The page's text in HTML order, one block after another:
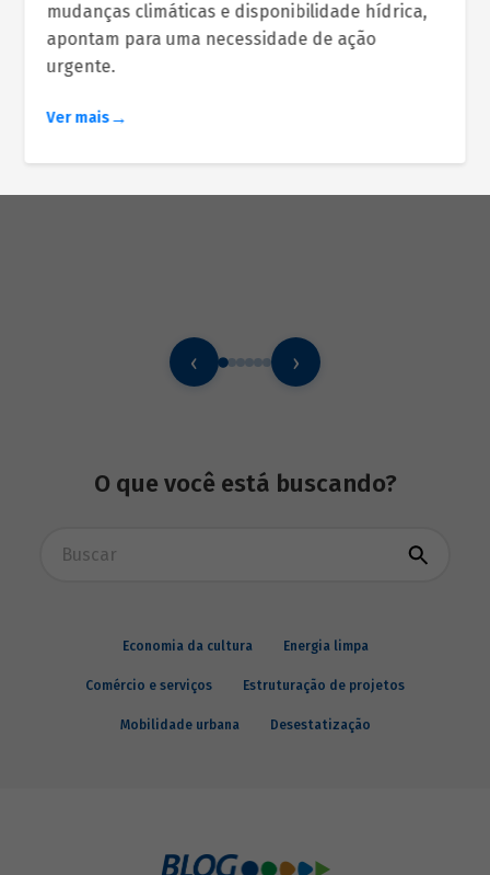
mudanças climáticas e disponibilidade hídrica,
apontam para uma necessidade de ação
urgente.
Ver mais
‹ ›
O que você está buscando?
Economia da cultura Energia limpa
Comércio e serviços Estruturação de projetos
Mobilidade urbana Desestatização